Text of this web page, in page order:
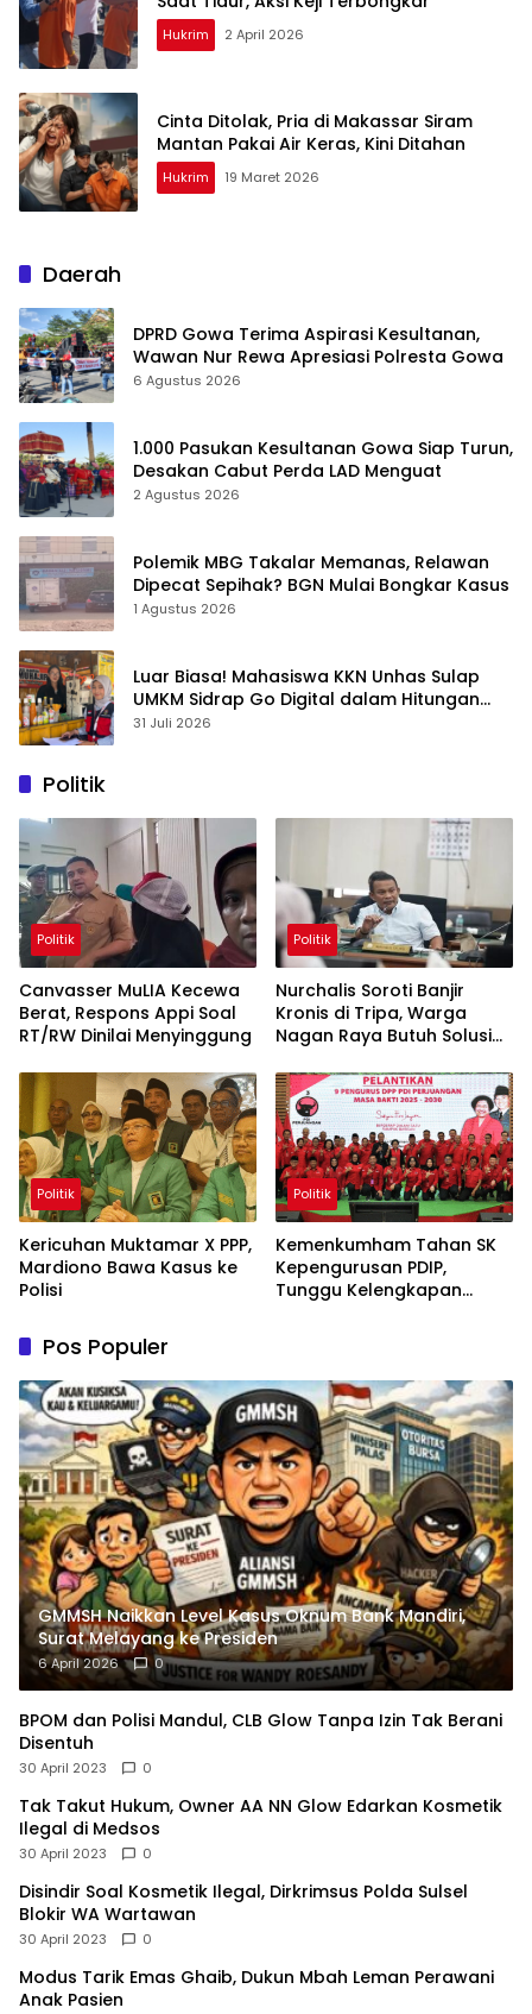
Hukrim 2 April 2026
Cinta Ditolak, Pria di Makassar Siram
Mantan Pakai Air Keras, Kini Ditahan
Hukrim 19 Maret 2026
Daerah
DPRD Gowa Terima Aspirasi Kesultanan,
Wawan Nur Rewa Apresiasi Polresta Gowa
6 Agustus 2026
1.000 Pasukan Kesultanan Gowa Siap Turun,
Desakan Cabut Perda LAD Menguat
2 Agustus 2026
Polemik MBG Takalar Memanas, Relawan
Dipecat Sepihak? BGN Mulai Bongkar Kasus
1 Agustus 2026
Luar Biasa! Mahasiswa KKN Unhas Sulap
UMKM Sidrap Go Digital dalam Hitungan
Hari
31 Juli 2026
Politik
Politik
Canvasser MuLIA Kecewa
Berat, Respons Appi Soal
RT/RW Dinilai Menyinggung
Politik
Nurchalis Soroti Banjir
Kronis di Tripa, Warga
Nagan Raya Butuh Solusi
Politik
Kericuhan Muktamar X PPP,
Mardiono Bawa Kasus ke
Polisi
Politik
Kemenkumham Tahan SK
Kepengurusan PDIP,
Tunggu Kelengkapan
Pos Populer
GMMSH Naikkan Level Kasus Oknum Bank Mandiri,
Surat Melayang ke Presiden
6 April 2026 0
BPOM dan Polisi Mandul, CLB Glow Tanpa Izin Tak Berani
Disentuh
30 April 2023 0
Tak Takut Hukum, Owner AA NN Glow Edarkan Kosmetik
Ilegal di Medsos
30 April 2023 0
Disindir Soal Kosmetik Ilegal, Dirkrimsus Polda Sulsel
Blokir WA Wartawan
30 April 2023 0
Modus Tarik Emas Ghaib, Dukun Mbah Leman Perawani
Anak Pasien